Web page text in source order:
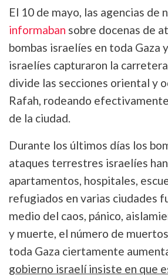
El 10 de mayo, las agencias de
informaban sobre docenas de
bombas israelíes en toda Gaza
israelíes capturaron la
divide las secciones oriental y
Rafah, rodeando
de la ciudad.
Durante los últimos días los
ataques terrestres israelíes
apartamentos, hospitales,
refugiados en varias ciudades
medio del caos, pánico,
y muerte, el número de
toda Gaza ciertamente
gobierno israelí insiste en que